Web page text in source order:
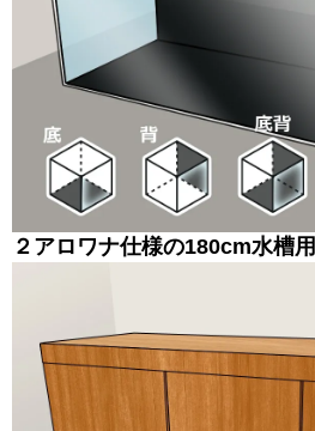
２ アロワナ仕様の180cm水槽用